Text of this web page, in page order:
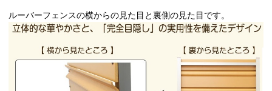
ルーバーフェンスの横からの見た目と裏側の見た目です。